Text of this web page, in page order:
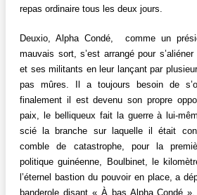
repas ordinaire tous les deux jours.
Deuxio, Alpha Condé, comme un
mauvais sort, s’est arrangé pour
et ses militants en leur lançant par
pas mûres. Il a toujours besoin de
finalement il est devenu son propre
paix, le belliqueux fait la guerre à lui-
scié la branche sur laquelle il était
comble de catastrophe, pour la
politique guinéenne, Boulbinet, le
l’éternel bastion du pouvoir en place, a
banderole disant « À bas Alpha Condé